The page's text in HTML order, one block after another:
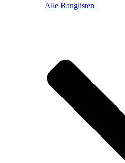
Alle Ranglisten